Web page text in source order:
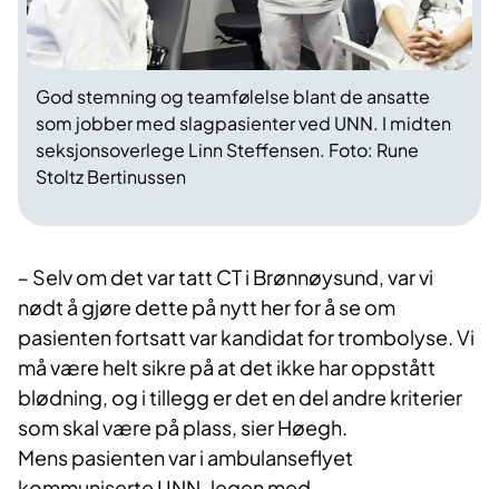
God stemning og teamfølelse blant de ansatte
som jobber med slagpasienter ved UNN. I midten
seksjonsoverlege Linn Steffensen. Foto: Rune
Stoltz Bertinussen
‒ Selv om det var tatt CT i Brønnøysund, var vi
nødt å gjøre dette på nytt her for å se om
pasienten fortsatt var kandidat for trombolyse. Vi
må være helt sikre på at det ikke har oppstått
blødning, og i tillegg er det en del andre kriterier
som skal være på plass, sier Høegh.
Mens pasienten var i ambulanseflyet